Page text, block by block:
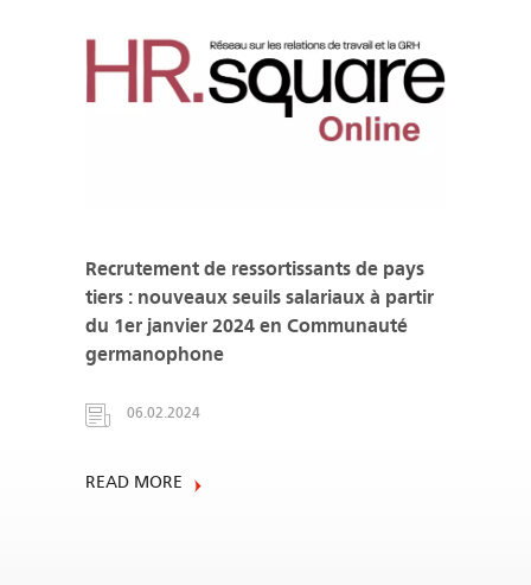
Recrutement de ressortissants de pays
tiers : nouveaux seuils salariaux à partir
du 1er janvier 2024 en Communauté
germanophone
06.02.2024
READ MORE